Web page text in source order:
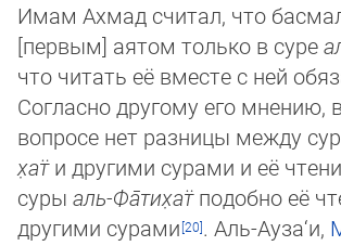
Имам Ахмад считал, что
[первым] аятом только в суре
что читать её вместе с ней
Согласно другому его мнению,
вопросе нет разницы между
х̣ат̈и другими сурами и её
суры аль-Фа̄­ти­х̣ат̈подобно её
другими сурами
. Аль-Ауза‘и,